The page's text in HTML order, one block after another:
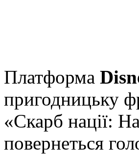
Платформа
пригодницьку
«Скарб нації:
повернеться